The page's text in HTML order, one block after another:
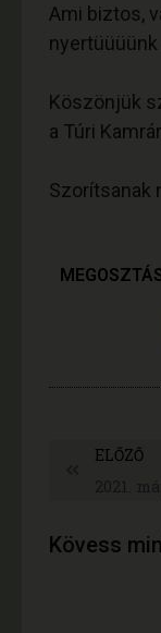
Ami biztos,
nyertüüüünk
Köszönjük
a Túri
Szorítsanak
ELŐZŐ
Kövess